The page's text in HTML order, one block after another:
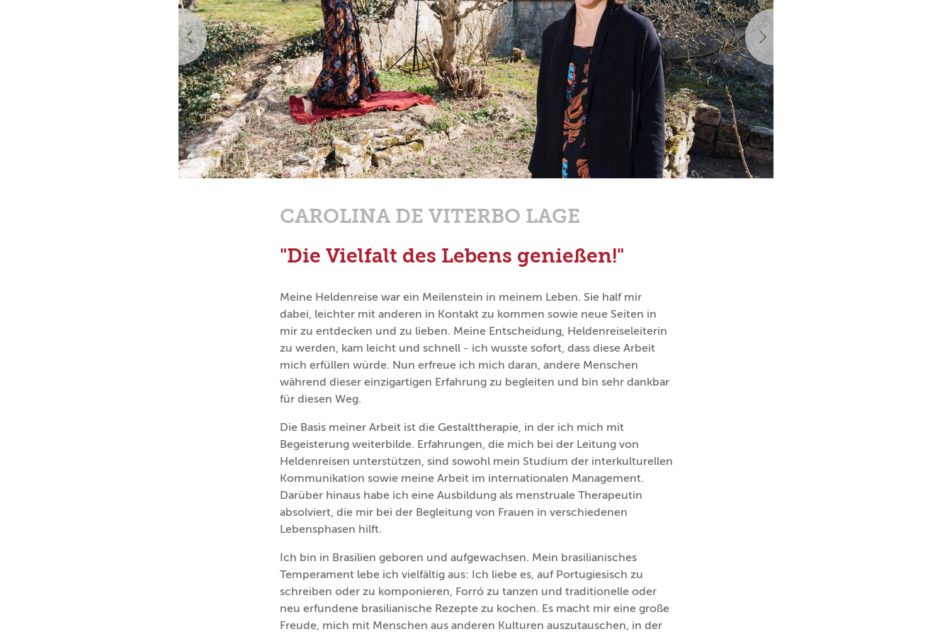
Vorherige Nächste
CAROLINA DE VITERBO LAGE
"Die Vielfalt des Lebens genießen!"
Meine Heldenreise war ein Meilenstein in meinem Leben. Sie half mir
dabei, leichter mit anderen in Kontakt zu kommen sowie neue Seiten in
mir zu entdecken und zu lieben. Meine Entscheidung, Heldenreiseleiterin
zu werden, kam leicht und schnell - ich wusste sofort, dass diese Arbeit
mich erfüllen würde. Nun erfreue ich mich daran, andere Menschen
während dieser einzigartigen Erfahrung zu begleiten und bin sehr dankbar
für diesen Weg.
Die Basis meiner Arbeit ist die Gestalttherapie, in der ich mich mit
Begeisterung weiterbilde. Erfahrungen, die mich bei der Leitung von
Heldenreisen unterstützen, sind sowohl mein Studium der interkulturellen
Kommunikation sowie meine Arbeit im internationalen Management.
Darüber hinaus habe ich eine Ausbildung als menstruale Therapeutin
absolviert, die mir bei der Begleitung von Frauen in verschiedenen
Lebensphasen hilft.
Ich bin in Brasilien geboren und aufgewachsen. Mein brasilianisches
Temperament lebe ich vielfältig aus: Ich liebe es, auf Portugiesisch zu
schreiben oder zu komponieren, Forró zu tanzen und traditionelle oder
neu erfundene brasilianische Rezepte zu kochen. Es macht mir eine große
Freude, mich mit Menschen aus anderen Kulturen auszutauschen, in der